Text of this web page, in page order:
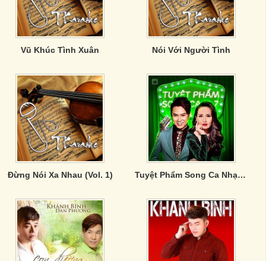
Vũ Khúc Tình Xuân Nói Với Người Tình
Đừng Nói Xa Nhau (Vol. 1) Tuyệt Phẩm Song Ca Nhạc Trữ Tình (Vol. 7)